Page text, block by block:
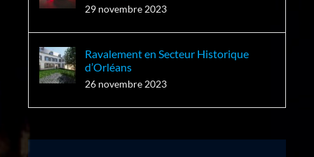
29 novembre 2023
Ravalement en Secteur Historique
d’Orléans
26 novembre 2023